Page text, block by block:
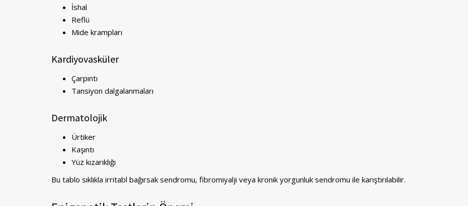
İshal
Reflü
Mide krampları
Kardiyovasküler
Çarpıntı
Tansiyon dalgalanmaları
Dermatolojik
Ürtiker
Kaşıntı
Yüz kızarıklığı
Bu tablo sıklıkla irritabl bağırsak sendromu, fibromiyalji veya kronik yorgunluk sendromu ile karıştırılabilir.